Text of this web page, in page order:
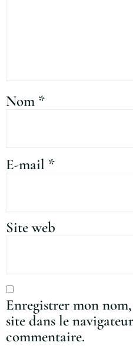
Nom *
E-mail *
Site web
Enregistrer mon
site dans le
commentaire.